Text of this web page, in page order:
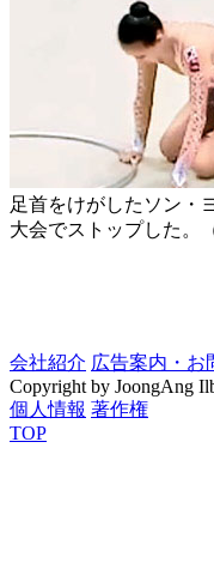
足首をけがしたソン・
大会でストップした。
会社紹介 広告案内・お
Copyright by JoongAng
個人情報 著作権
TOP